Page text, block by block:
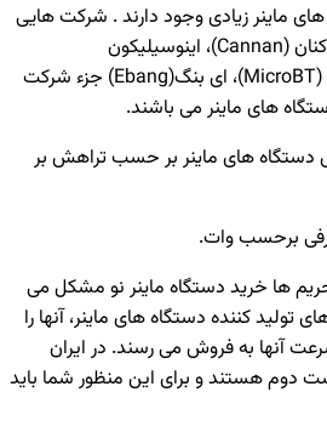
ماینر زیادی وجود دارند . شرکت هایی
مانند بیت مین (Bitmain)، کنان (Cannan)، اینوسیلیکون
(Innosilicon)، میکرو بی تی (MicroBT)، ای بنگ(Ebang) جزء شرکت
های ماینر می باشند.
دستگاه های ماینر بر حسب تراهش بر
برحسب وات.
ها خرید دستگاه ماینر نو مشکل می
کننده دستگاه های ماینر، آنها را
آنها به فروش می رسند. در ایران
دوم هستند و برای این منظور شما باید